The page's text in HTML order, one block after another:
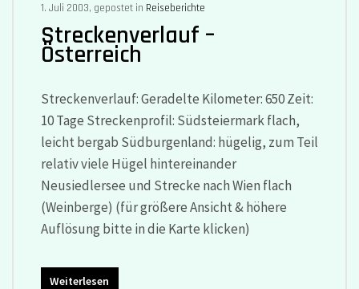
1. Juli 2003, gepostet in Reiseberichte
Streckenverlauf –
Österreich
Streckenverlauf: Geradelte Kilometer: 650 Zeit:
10 Tage Streckenprofil: Südsteiermark flach,
leicht bergab Südburgenland: hügelig, zum Teil
relativ viele Hügel hintereinander
Neusiedlersee und Strecke nach Wien flach
(Weinberge) (für größere Ansicht & höhere
Auflösung bitte in die Karte klicken)
Weiterlesen